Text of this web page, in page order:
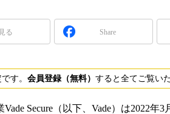
見る Share
す。 会員登録（無料） すると全てご覧い
Secure（以下、Vade）は2022年3